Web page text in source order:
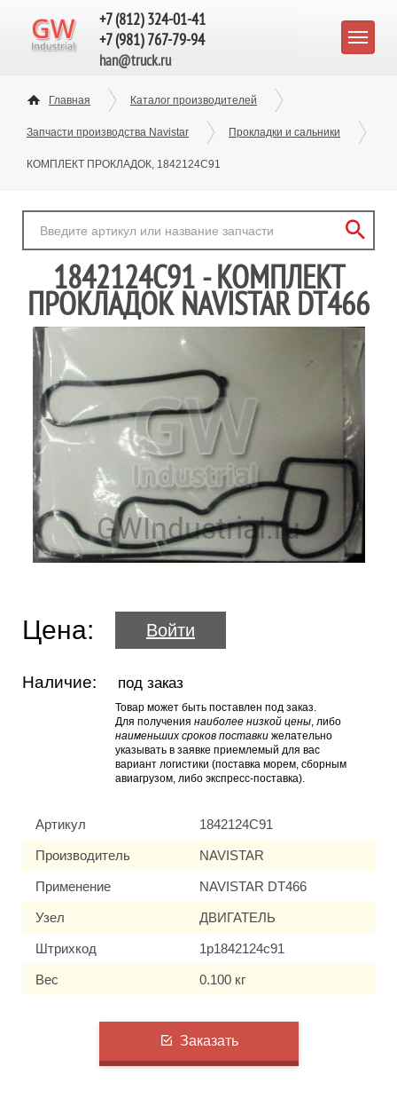
+7 (812) 324-01-41
+7 (981) 767-79-94
han@truck.ru
Главная Каталог производителей
Запчасти производства Navistar Прокладки и сальники
КОМПЛЕКТ ПРОКЛАДОК, 1842124C91
1842124C91 - КОМПЛЕКТ
ПРОКЛАДОК NAVISTAR DT466
Цена: Войти
Наличие: под заказ
Товар может быть поставлен под заказ.
Для получения наиболее низкой цены , либо
наименьших сроков поставки желательно
указывать в заявке приемлемый для вас
вариант логистики (поставка морем, сборным
авиагрузом, либо экспресс-поставка).
Артикул 1842124C91
Производитель NAVISTAR
Применение NAVISTAR DT466
Узел ДВИГАТЕЛЬ
Штрихкод 1p1842124c91
Вес 0.100 кг
Заказать